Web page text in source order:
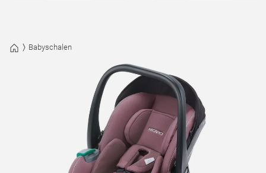
Babyschalen